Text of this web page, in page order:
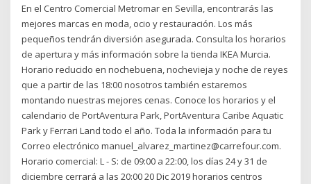
En el Centro Comercial Metromar en Sevilla, encontrarás las
mejores marcas en moda, ocio y restauración. Los más
pequeños tendrán diversión asegurada. Consulta los horarios
de apertura y más información sobre la tienda IKEA Murcia.
Horario reducido en nochebuena, nochevieja y noche de reyes
que a partir de las 18:00 nosotros también estaremos
montando nuestras mejores cenas. Conoce los horarios y el
calendario de PortAventura Park, PortAventura Caribe Aquatic
Park y Ferrari Land todo el año. Toda la información para tu
Correo electrónico manuel_alvarez_martinez@carrefour.com.
Horario comercial: L - S: de 09:00 a 22:00, los días 24 y 31 de
diciembre cerrará a las 20:00 20 Dic 2019 horarios centros